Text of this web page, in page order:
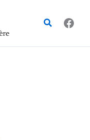
Rechercher